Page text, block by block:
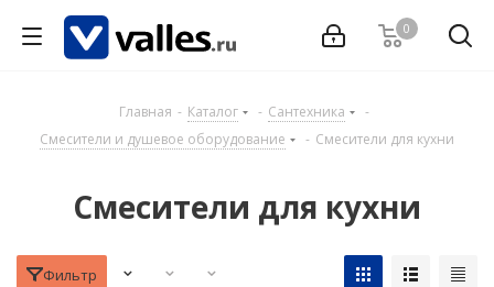
0
Главная - Каталог - Сантехника
-
Смесители и душевое оборудование
- Смесители для кухни
Смесители для кухни
Фильтр